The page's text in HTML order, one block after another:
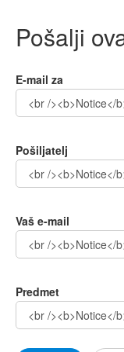
Pošalji
E-mail za
Pošiljatelj
Vaš e-mail
Predmet